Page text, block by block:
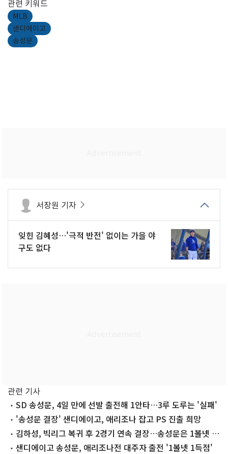
관련 키워드
MLB
샌디에이고
송성문
서장원 기자
잊힌 김혜성…'극적 반전' 없이는 가을 야
구도 없다
관련 기사
SD 송성문, 4일 만에 선발 출전해 1안타…3루 도루는 '실패'
'송성문 결장' 샌디에이고, 애리조나 잡고 PS 진출 희망
김하성, 빅리그 복귀 후 2경기 연속 결장…송성문은 1볼넷 1
득점(종합)
샌디에이고 송성문, 애리조나전 대주자 출전 '1볼넷 1득점'